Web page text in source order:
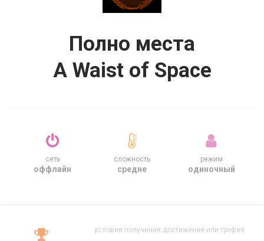
Полно места
A Waist of Space
сеть
оффлайн
сложность
средне
режим
одиночный
условия получения достижения или трофея